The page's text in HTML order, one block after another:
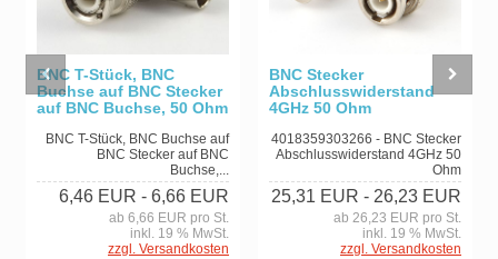
BNC T-Stück, BNC
Buchse auf BNC Stecker
auf BNC Buchse, 50 Ohm
BNC T-Stück, BNC Buchse auf
BNC Stecker auf BNC
Buchse,...
6,46 EUR - 6,66 EUR
ab 6,66 EUR pro St.
inkl. 19 % MwSt.
zzgl. Versandkosten
BNC Stecker
Abschlusswiderstand
4GHz 50 Ohm
4018359303266 - BNC Stecker
Abschlusswiderstand 4GHz 50
Ohm
25,31 EUR - 26,23 EUR
ab 26,23 EUR pro St.
inkl. 19 % MwSt.
zzgl. Versandkosten